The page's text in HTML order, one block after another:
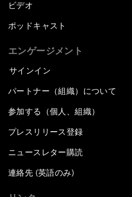
ビデオ
ポッドキャスト
エンゲージメント
サインイン
パートナー（組織）について
参加する（個人、組織）
プレスリリース登録
ニュースレター購読
連絡先 (英語のみ)